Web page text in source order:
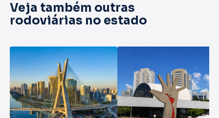
Veja também outras
rodoviárias no estado